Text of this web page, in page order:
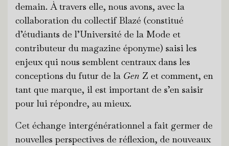
demain. À travers elle, nous avons, avec la
collaboration du collectif Blazé (constitué
d’étudiants de l’Université de la Mode et
contributeur du magazine éponyme) saisi les
enjeux qui nous semblent centraux dans les
conceptions du futur de la Gen Z et comment, en
tant que marque, il est important de s’en saisir
pour lui répondre, au mieux.
Cet échange intergénérationnel a fait germer de
nouvelles perspectives de réflexion, de nouveaux